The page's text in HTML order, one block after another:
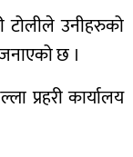
टोलीले उनीहरुको
छ ।
प्रहरी कार्यालय